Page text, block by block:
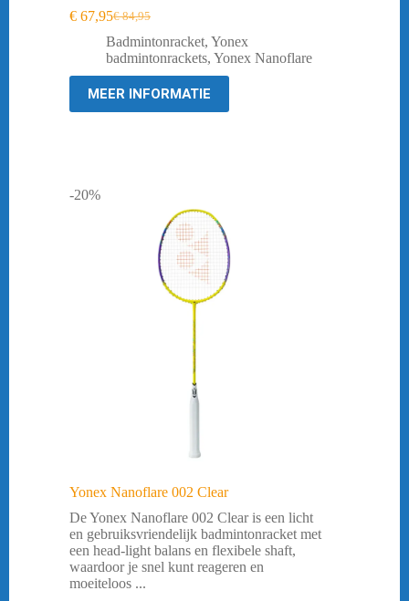
€84,95
Oorspronkelijke
prijs
was:
€ 84,95.
€ 67,95Huidige
prijs
is:
€ 67,95.
Badmintonracket, Yonex
badmintonrackets, Yonex Nanoflare
MEER INFORMATIE
-20%
Yonex Nanoflare 002 Clear
De Yonex Nanoflare 002 Clear is een licht
en gebruiksvriendelijk badmintonracket met
een head-light balans en flexibele shaft,
waardoor je snel kunt reageren en
moeiteloos ...